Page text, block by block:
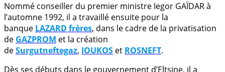
Nommé conseiller du premier ministre Iegor GAÏDAR à
l’automne 1992, il a travaillé ensuite pour la
banque LAZARD frères, dans le cadre de la privatisation
de GAZPROM et la création
deSurgutneftegaz, IOUKOS et ROSNEFT.
Dès ses débuts dans le gouvernement d’Eltsine, il a